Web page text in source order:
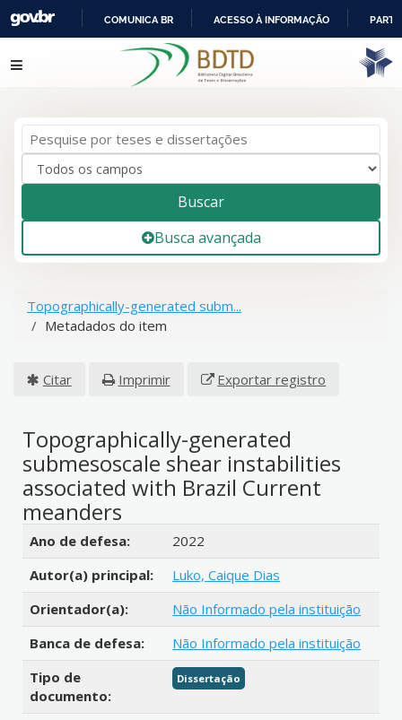
IR
PARA
COMUNICA BR ACESSO À INFORMAÇÃO
Pular para o conteúdo
Buscar
Busca avançada
Topographically-generated subm...
Metadados do item
Citar Imprimir Exportar registro
Topographically-generated
submesoscale shear instabilities
associated with Brazil Current
meanders
Detalhes bibliográficos
Ano de defesa:
2022
Autor(a) principal:
Luko, Caique Dias
Orientador(a):
Não Informado pela instituição
Banca de defesa:
Não Informado pela instituição
Tipo de
documento:
Dissertação